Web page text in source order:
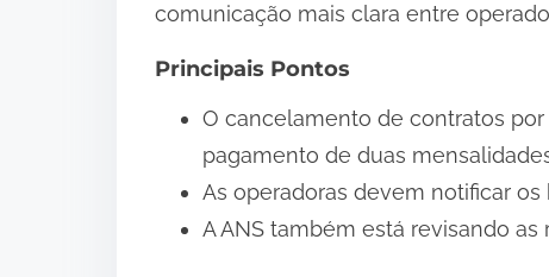
comunicação mais clara entre
Principais Pontos
O cancelamento de contratos
pagamento de duas
As operadoras devem notificar
A ANS também está revisando